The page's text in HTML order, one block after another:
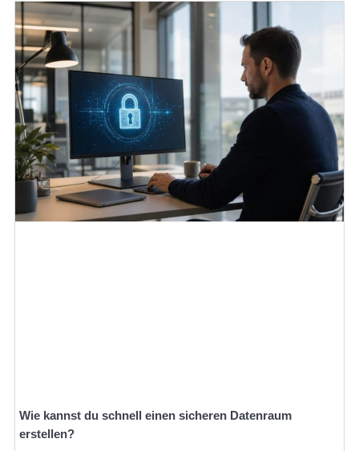
Wie kannst du schnell einen sicheren Datenraum
erstellen?